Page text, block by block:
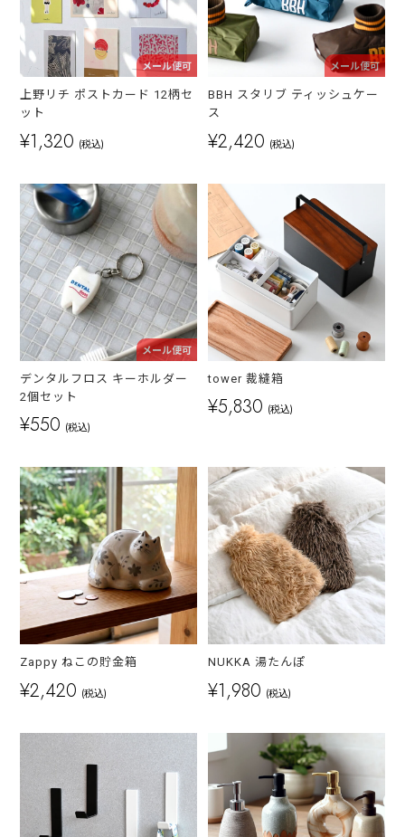
メール便可
上野リチ ポストカード 12柄セ
ット
¥1,320 (税込)
メール便可
BBH スタリブ ティッシュケー
ス
¥2,420 (税込)
メール便可
デンタルフロス キーホルダー
2個セット
¥550 (税込)
tower 裁縫箱
¥5,830 (税込)
Zappy ねこの貯金箱
¥2,420 (税込)
NUKKA 湯たんぽ
¥1,980 (税込)